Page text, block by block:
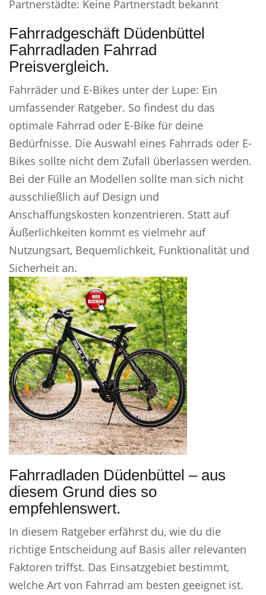
Partnerstädte: Keine Partnerstadt bekannt
Fahrradgeschäft Düdenbüttel
Fahrradladen Fahrrad
Preisvergleich.
Fahrräder und E-Bikes unter der Lupe: Ein
umfassender Ratgeber. So findest du das
optimale Fahrrad oder E-Bike für deine
Bedürfnisse. Die Auswahl eines Fahrrads oder E-
Bikes sollte nicht dem Zufall überlassen werden.
Bei der Fülle an Modellen sollte man sich nicht
ausschließlich auf Design und
Anschaffungskosten konzentrieren. Statt auf
Äußerlichkeiten kommt es vielmehr auf
Nutzungsart, Bequemlichkeit, Funktionalität und
Sicherheit an.
Fahrradladen Düdenbüttel – aus
diesem Grund dies so
empfehlenswert.
In diesem Ratgeber erfährst du, wie du die
richtige Entscheidung auf Basis aller relevanten
Faktoren triffst. Das Einsatzgebiet bestimmt,
welche Art von Fahrrad am besten geeignet ist.